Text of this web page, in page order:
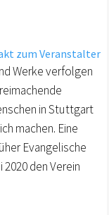
zum Veranstalter
Werke verfolgen
in Stuttgart
machen. Eine
Evangelische
den Verein